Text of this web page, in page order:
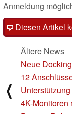
Anmeldung
Diesen Artikel
⟨
Ältere News
Neue
12
4K-Monitoren